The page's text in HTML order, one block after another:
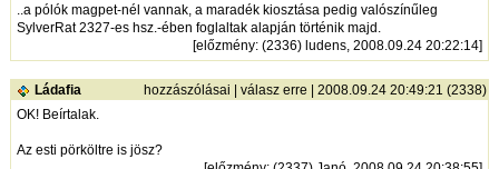
..a pólók magpet-nél vannak, a maradék kiosztása pedig valószínűleg
SylverRat 2327-es hsz.-ében foglaltak alapján történik majd.
[előzmény: (2336) ludens, 2008.09.24 20:22:14]
Ládafia hozzászólásai |válasz erre | 2008.09.24 20:49:21 (2338)
OK! Beírtalak.
Az esti pörköltre is jösz?